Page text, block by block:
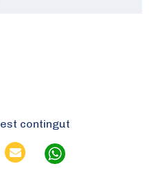
contingut